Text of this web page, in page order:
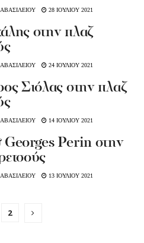
28 ΙΟΥΛΙΟΥ 2021
στην πλαζ
24 ΙΟΥΛΙΟΥ 2021
Σιόλας στην πλαζ
14 ΙΟΥΛΙΟΥ 2021
Perin στην
13 ΙΟΥΛΙΟΥ 2021
2